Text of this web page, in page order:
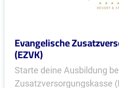
Evangelische
(EZVK)
Starte deine Ausbildung
Zusatzversorgungskasse